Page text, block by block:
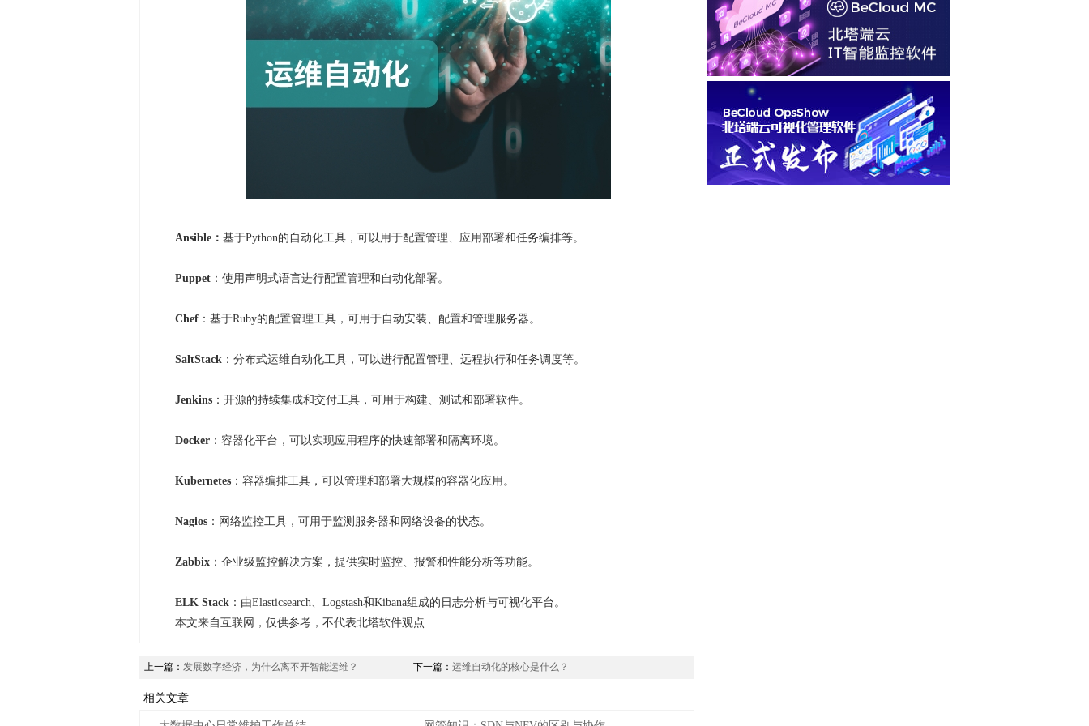
Ansible： 基于Python的自动化工具，可以用于配置管理、应用部署和任务编排等。
Puppet ：使用声明式语言进行配置管理和自动化部署。
Chef ：基于Ruby的配置管理工具，可用于自动安装、配置和管理服务器。
SaltStack ：分布式运维自动化工具，可以进行配置管理、远程执行和任务调度等。
Jenkins ：开源的持续集成和交付工具，可用于构建、测试和部署软件。
Docker ：容器化平台，可以实现应用程序的快速部署和隔离环境。
Kubernetes ：容器编排工具，可以管理和部署大规模的容器化应用。
Nagios ：网络监控工具，可用于监测服务器和网络设备的状态。
Zabbix ：企业级监控解决方案，提供实时监控、报警和性能分析等功能。
ELK Stack ：由Elasticsearch、Logstash和Kibana组成的日志分析与可视化平台。
本文来自互联网，仅供参考，不代表北塔软件观点
上一篇： 发展数字经济，为什么离不开智能运维？ 下一篇： 运维自动化的核心是什么？
相关文章